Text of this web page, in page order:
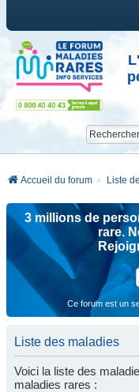
Accueil du forum Liste
3 millions de
rare.
Ce forum est un
Liste des maladies
Voici la liste des
maladies rares :